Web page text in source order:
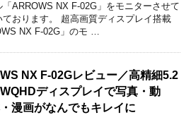
「ARROWS NX F-02G」をモニターさせて
ております。 超高画質ディスプレイ搭載
NX F-02G」のモ …
NX F-02Gレビュー／高精細5.2
ディスプレイで写真・動
漫画がなんでもキレイに